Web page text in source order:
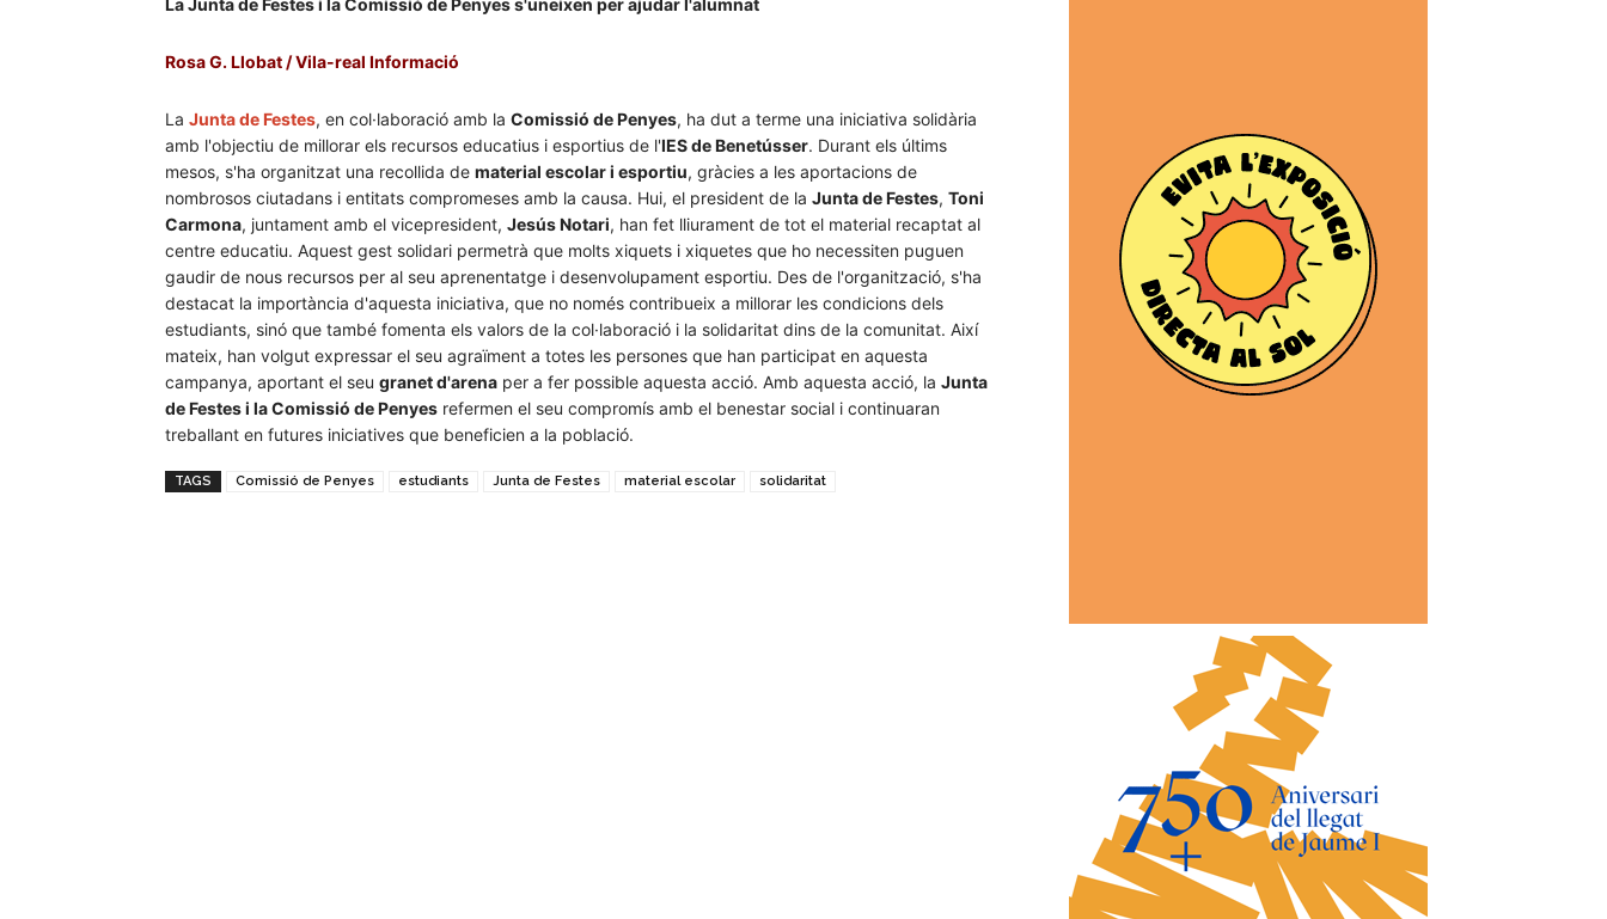
La Junta de Festes i la Comissió de Penyes s'uneixen per ajudar l'alumnat
Rosa G. Llobat / Vila-real Informació
La Junta de Festes, en col·laboració amb la Comissió de Penyes, ha dut a terme una iniciativa solidària
amb l'objectiu de millorar els recursos educatius i esportius de l'IES de Benetússer. Durant els últims
mesos, s'ha organitzat una recollida de material escolar i esportiu, gràcies a les aportacions de
nombrosos ciutadans i entitats compromeses amb la causa. Hui, el president de la Junta de Festes, Toni
Carmona, juntament amb el vicepresident, Jesús Notari, han fet lliurament de tot el material recaptat al
centre educatiu. Aquest gest solidari permetrà que molts xiquets i xiquetes que ho necessiten puguen
gaudir de nous recursos per al seu aprenentatge i desenvolupament esportiu. Des de l'organització, s'ha
destacat la importància d'aquesta iniciativa, que no només contribueix a millorar les condicions dels
estudiants, sinó que també fomenta els valors de la col·laboració i la solidaritat dins de la comunitat. Així
mateix, han volgut expressar el seu agraïment a totes les persones que han participat en aquesta
campanya, aportant el seu granet d'arena per a fer possible aquesta acció. Amb aquesta acció, la Junta
de Festes i la Comissió de Penyes refermen el seu compromís amb el benestar social i continuaran
treballant en futures iniciatives que beneficien a la població.
TAGS Comissió de Penyes estudiants Junta de Festes material escolar solidaritat